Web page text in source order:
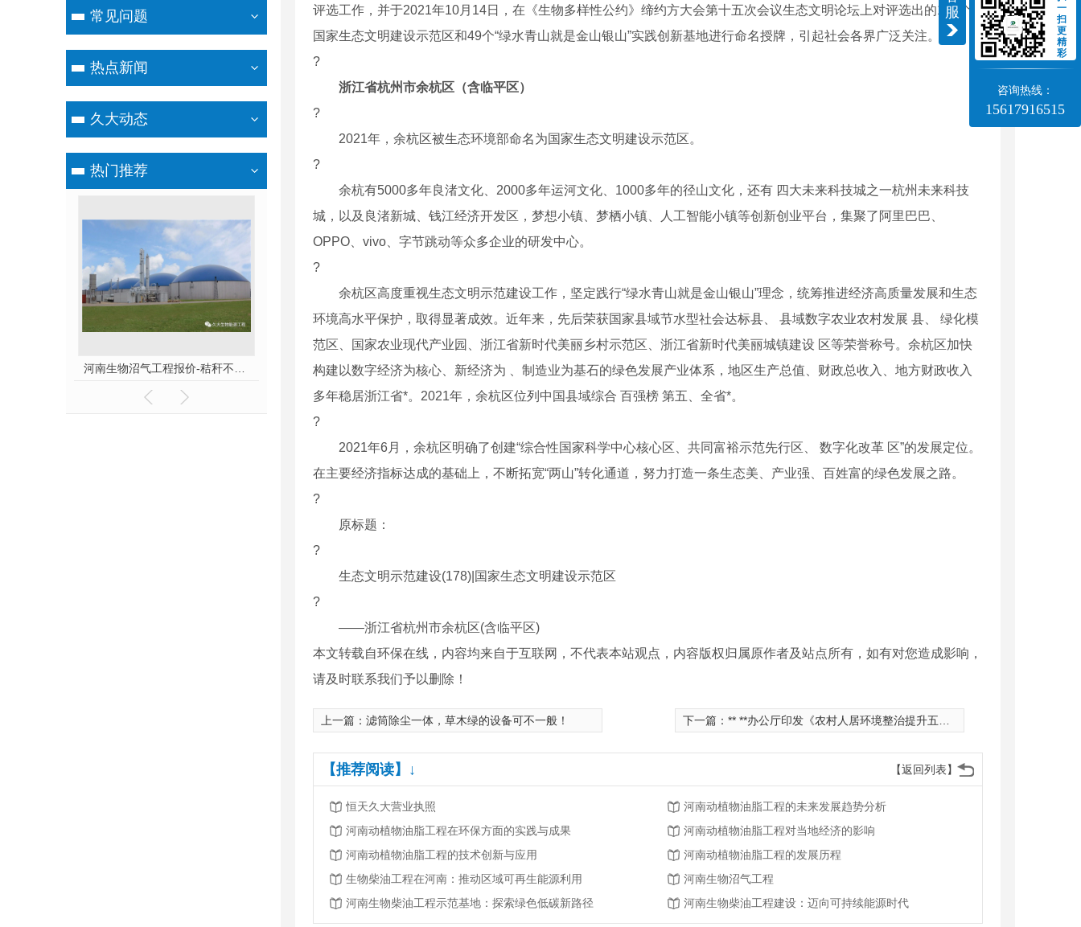
常见问题
热点新闻
久大动态
热门推荐
河南生物沼气工程报价-秸秆不让烧咋办？
评选工作，并于2021年10月14日，在《生物多样性公约》缔约方大会第十五次会议生态文明论坛上对评选出的100个
国家生态文明建设示范区和49个“绿水青山就是金山银山”实践创新基地进行命名授牌，引起社会各界广泛关注。
?
浙江省杭州市余杭区（含临平区）
?
2021年，余杭区被生态环境部命名为国家生态文明建设示范区。
?
余杭有5000多年良渚文化、2000多年运河文化、1000多年的径山文化，还有 四大未来科技城之一杭州未来科技
城，以及良渚新城、钱江经济开发区，梦想小镇、梦栖小镇、人工智能小镇等创新创业平台，集聚了阿里巴巴、
OPPO、vivo、字节跳动等众多企业的研发中心。
?
余杭区高度重视生态文明示范建设工作，坚定践行“绿水青山就是金山银山”理念，统筹推进经济高质量发展和生态
环境高水平保护，取得显著成效。近年来，先后荣获国家县域节水型社会达标县、 县域数字农业农村发展 县、 绿化模
范区、国家农业现代产业园、浙江省新时代美丽乡村示范区、浙江省新时代美丽城镇建设 区等荣誉称号。余杭区加快
构建以数字经济为核心、新经济为 、制造业为基石的绿色发展产业体系，地区生产总值、财政总收入、地方财政收入
多年稳居浙江省*。2021年，余杭区位列中国县域综合 百强榜 第五、全省*。
?
2021年6月，余杭区明确了创建“综合性国家科学中心核心区、共同富裕示范先行区、 数字化改革 区”的发展定位。
在主要经济指标达成的基础上，不断拓宽“两山”转化通道，努力打造一条生态美、产业强、百姓富的绿色发展之路。
?
原标题：
?
生态文明示范建设(178)|国家生态文明建设示范区
?
——浙江省杭州市余杭区(含临平区)
本文转载自环保在线，内容均来自于互联网，不代表本站观点，内容版权归属原作者及站点所有，如有对您造成影响，
请及时联系我们予以删除！
上一篇： 滤筒除尘一体，草木绿的设备可不一般！ 下一篇： ** **办公厅印发《农村人居环境整治提升五年行动方案（2021－2025年）》
【返回列表】
【推荐阅读】↓
恒天久大营业执照
河南动植物油脂工程的未来发展趋势分析
河南动植物油脂工程在环保方面的实践与成果
河南动植物油脂工程对当地经济的影响
河南动植物油脂工程的技术创新与应用
河南动植物油脂工程的发展历程
生物柴油工程在河南：推动区域可再生能源利用
河南生物沼气工程
河南生物柴油工程示范基地：探索绿色低碳新路径
河南生物柴油工程建设：迈向可持续能源时代
服
一
扫
更
精
彩
咨询热线：
15617916515